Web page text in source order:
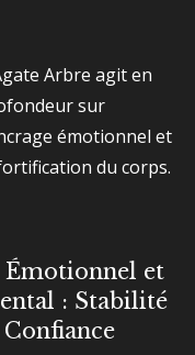
Arbre agit en
sur
émotionnel et
du corps.
et
: Stabilité
Confiance